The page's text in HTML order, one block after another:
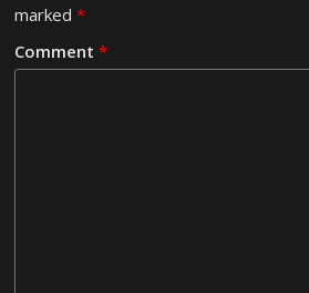
marked*
Comment*